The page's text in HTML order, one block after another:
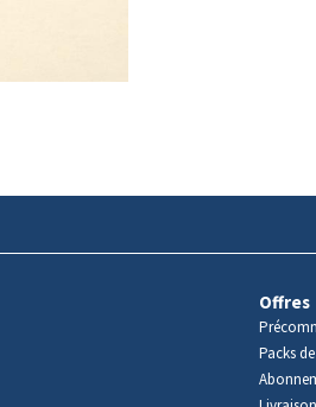
Offres
Packs